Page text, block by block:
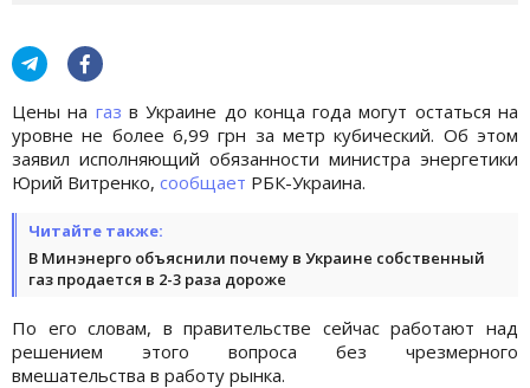
Цены на газ в Украине до конца года могут остаться на
уровне не более 6,99 грн за метр кубический. Об этом
заявил исполняющий обязанности министра энергетики
Юрий Витренко, сообщает РБК-Украина.
Читайте также:
В Минэнерго объяснили почему в Украине собственный
газ продается в 2-3 раза дороже
По его словам, в правительстве сейчас работают над
решением этого вопроса без чрезмерного
вмешательства в работу рынка.